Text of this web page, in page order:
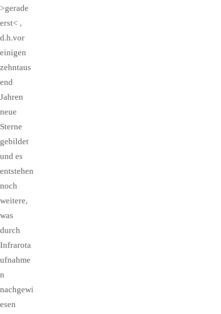
>gerade
erst< ,
d.h.vor
einigen
zehntaus
end
Jahren
neue
Sterne
gebildet
und es
entstehen
noch
weitere,
was
durch
Infrarota
ufnahme
n
nachgewi
esen